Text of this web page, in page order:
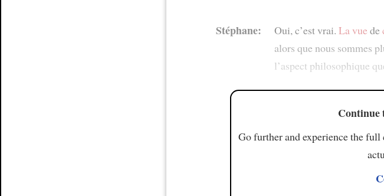
Stéphane: Oui, c’est vrai. La vuede
alors que nous sommes
l’aspect philosophique
Continue
Go further and experience the